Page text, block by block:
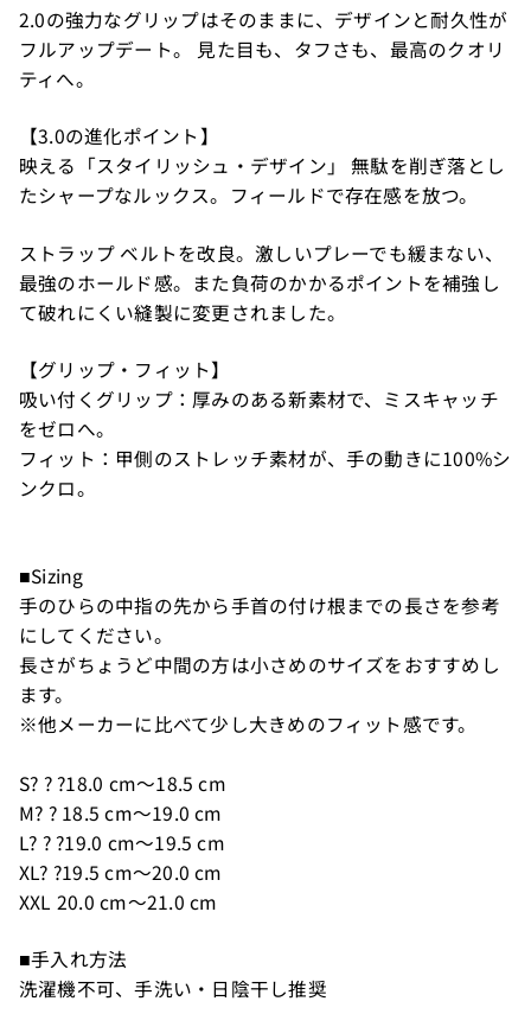
2.0の強力なグリップはそのままに、デザインと耐久性が
フルアップデート。 見た目も、タフさも、最高のクオリ
ティへ。
【3.0の進化ポイント】
映える「スタイリッシュ・デザイン」 無駄を削ぎ落とし
たシャープなルックス。フィールドで存在感を放つ。
ストラップ ベルトを改良。激しいプレーでも緩まない、
最強のホールド感。また負荷のかかるポイントを補強し
て破れにくい縫製に変更されました。
【グリップ・フィット】
吸い付くグリップ：厚みのある新素材で、ミスキャッチ
をゼロへ。
フィット：甲側のストレッチ素材が、手の動きに100%シ
ンクロ。
■Sizing
手のひらの中指の先から手首の付け根までの長さを参考
にしてください。
長さがちょうど中間の方は小さめのサイズをおすすめし
ます。
※他メーカーに比べて少し大きめのフィット感です。
S? ? ?18.0 cm～18.5 cm
M? ? 18.5 cm～19.0 cm
L? ? ?19.0 cm～19.5 cm
XL? ?19.5 cm～20.0 cm
XXL 20.0 cm～21.0 cm
■手入れ方法
洗濯機不可、手洗い・日陰干し推奨